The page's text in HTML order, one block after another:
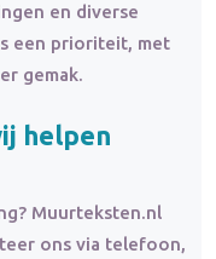
en diverse
een prioriteit, met
gemak.
helpen
Muurteksten.nl
ons via telefoon,